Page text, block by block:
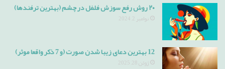
۲۰ روش رفع سوزش فلفل در چشم (بهترین ترفندها)
نوامبر 2, 2024
12 بهترین دعای زیبا شدن صورت (و 7 ذکر واقعا موثر)
ژوئن 28, 2025